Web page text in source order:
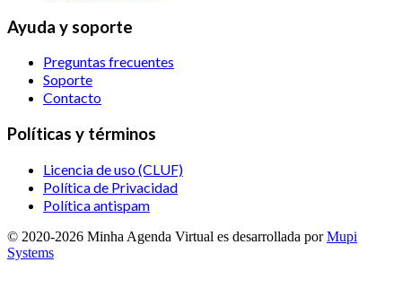
Ayuda y soporte
Preguntas frecuentes
Soporte
Contacto
Políticas y términos
Licencia de uso (CLUF)
Política de Privacidad
Política antispam
© 2020-2026 Minha Agenda Virtual es desarrollada porMupi
Systems